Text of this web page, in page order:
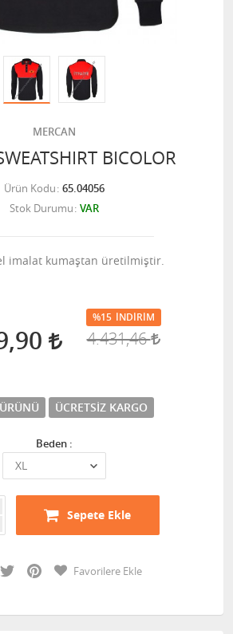
MERCAN
BICOLOR
Ürün Kodu 65.04056
Stok Durumu VAR
imalat kumaştan üretilmiştir.
%15 İNDIRIM
4.431,46
ÜCRETSIZ KARGO
Beden :
Sepete Ekle
Facebook
Twitter PinterestFavorilere Ekle